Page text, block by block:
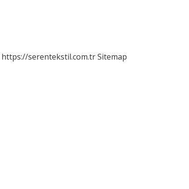
https://serentekstil.com.trSitemap